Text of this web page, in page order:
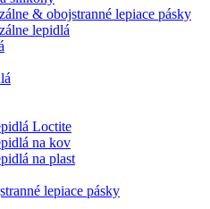
& obojstranné lepiace pásky
lepidlá
Loctite
na kov
na plast
lepiace pásky